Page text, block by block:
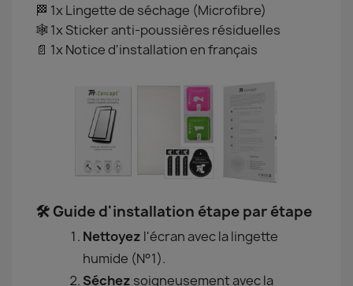
🏁 1x Lingette de séchage (Microfibre)
🕸️ 1x Sticker anti-poussières résiduelles
📄 1x Notice d'installation en français
🛠️ Guide d'installation étape par étape
Nettoyez l'écran avec la lingette
humide (N°1).
Séchez soigneusement avec la